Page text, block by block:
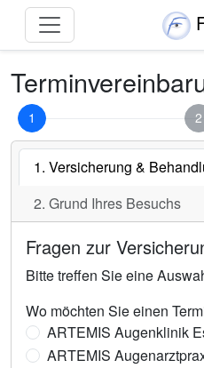
1 2
1. Versicherung &
2. Grund Ihres Besuchs
Fragen zur
Bitte treffen Sie eine
Wo möchten Sie einen
ARTEMIS Augenklinik
ARTEMIS